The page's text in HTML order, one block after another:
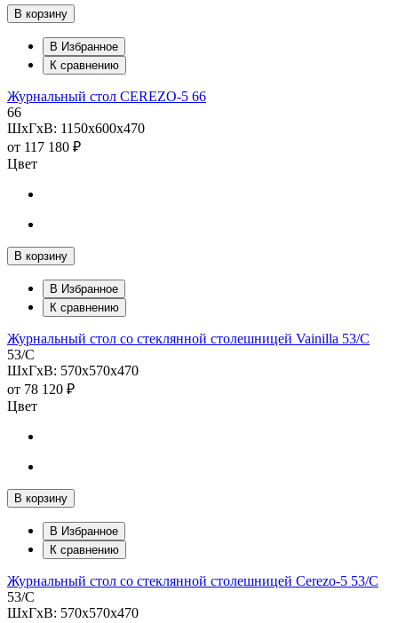
В корзину
В Избранное
К сравнению
Журнальный стол CEREZO-5 66
66
ШхГхВ: 1150х600х470
от 117 180 ₽
Цвет
В корзину
В Избранное
К сравнению
Журнальный стол со стеклянной столешницей Vainilla 53/С
53/С
ШхГхВ: 570х570х470
от 78 120 ₽
Цвет
В корзину
В Избранное
К сравнению
Журнальный стол со стеклянной столешницей Cerezo-5 53/С
53/С
ШхГхВ: 570х570х470